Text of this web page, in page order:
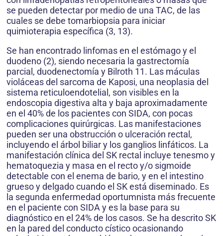
se pueden detectar por medio de una TAC, de las
cuales se debe tomarbiopsia para iniciar
quimioterapia específica (3, 13).
Se han encontrado linfomas en el estómago y el
duodeno (2), siendo necesaria la gastrectomía
parcial, duodenectomía y Bilroth 11. Las máculas
violáceas del sarcoma de Kaposi, una neoplasia del
sistema reticuloendotelial, son visibles en la
endoscopia digestiva alta y baja aproximadamente
en el 40% de los pacientes con SIDA, con pocas
complicaciones quirúrgicas. Las manifestaciones
pueden ser una obstrucción o ulceración rectal,
incluyendo el árbol biliar y los ganglios linfáticos. La
manifestación clínica del SK rectal incluye tenesmo y
hematoquezia y masa en el recto y/o sigmoide
detectable con el enema de bario, y en el intestino
grueso y delgado cuando el SK está diseminado. Es
la segunda enfermedad oportumnista más frecuente
en el paciente con SIDA y es la base para su
diagnóstico en el 24% de los casos. Se ha descrito SK
en la pared del conducto cístico ocasionando